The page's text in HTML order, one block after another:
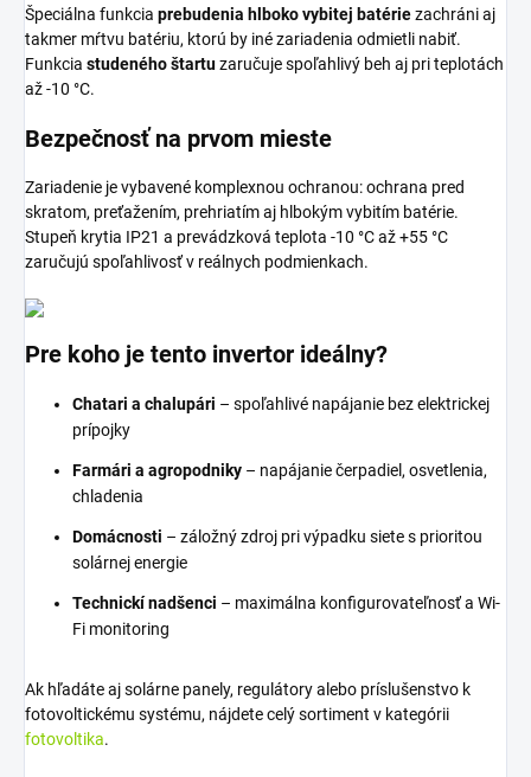
Špeciálna funkcia prebudenia hlboko vybitej batériezachráni aj
takmer mŕtvu batériu, ktorú by iné zariadenia odmietli nabiť.
Funkcia studeného štartuzaručuje spoľahlivý beh aj pri teplotách
až -10 °C.
Bezpečnosť na prvom mieste
Zariadenie je vybavené komplexnou ochranou: ochrana pred
skratom, preťažením, prehriatím aj hlbokým vybitím batérie.
Stupeň krytia IP21 a prevádzková teplota -10 °C až +55 °C
zaručujú spoľahlivosť v reálnych podmienkach.
Pre koho je tento invertor ideálny?
Chatari a chalupári – spoľahlivé napájanie bez elektrickej
prípojky
Farmári a agropodniky – napájanie čerpadiel, osvetlenia,
chladenia
Domácnosti – záložný zdroj pri výpadku siete s prioritou
solárnej energie
Technickí nadšenci – maximálna konfigurovateľnosť a Wi-
Fi monitoring
Ak hľadáte aj solárne panely, regulátory alebo príslušenstvo k
fotovoltickému systému, nájdete celý sortiment v kategórii
fotovoltika.